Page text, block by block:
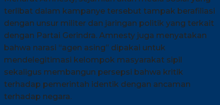
terlibat dalam kampanye tersebut tampak berafiliasi
dengan unsur militer dan jaringan politik yang terkait
dengan Partai Gerindra. Amnesty juga menyatakan
bahwa narasi “agen asing” dipakai untuk
mendelegitimasi kelompok masyarakat sipil
sekaligus membangun persepsi bahwa kritik
terhadap pemerintah identik dengan ancaman
terhadap negara.